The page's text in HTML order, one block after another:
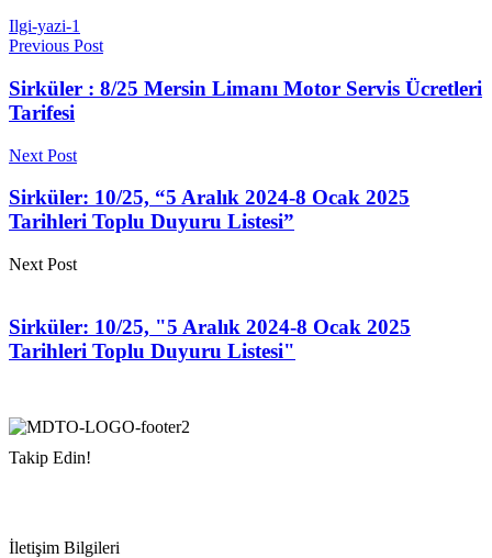
Ilgi-yazi-1
Previous Post
Sirküler : 8/25 Mersin Limanı Motor Servis Ücretleri
Tarifesi
Next Post
Sirküler: 10/25, “5 Aralık 2024-8 Ocak 2025
Tarihleri Toplu Duyuru Listesi”
Next Post
Sirküler: 10/25, "5 Aralık 2024-8 Ocak 2025
Tarihleri Toplu Duyuru Listesi"
Takip Edin!
İletişim Bilgileri